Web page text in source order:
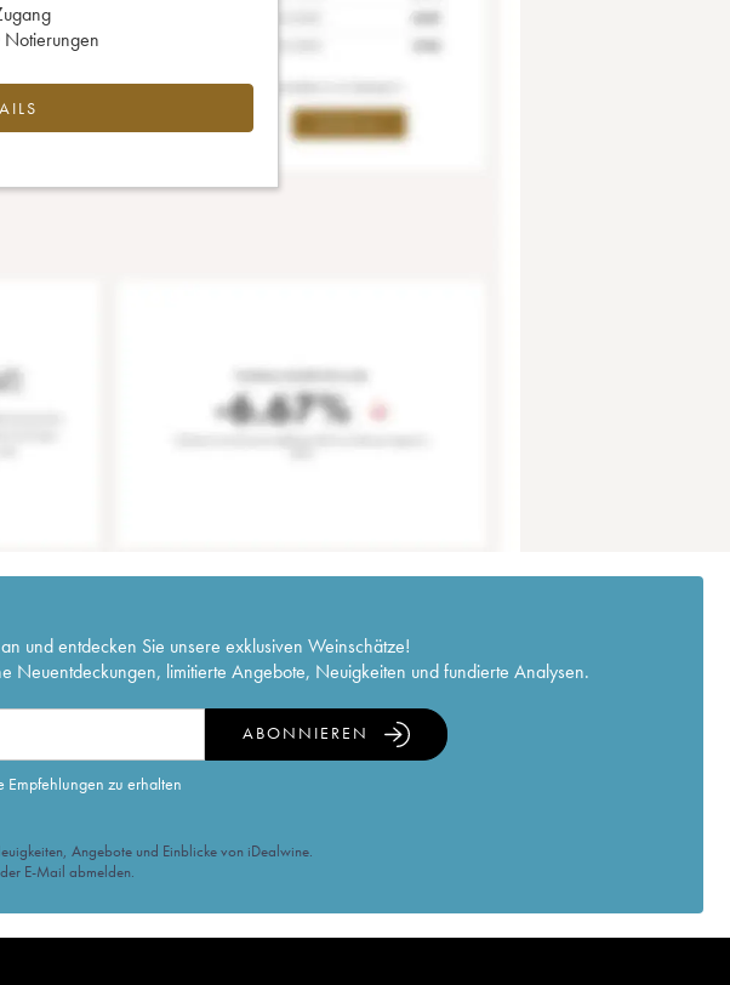
und entdecken Sie unsere exklusiven Weinschätze!
Neuentdeckungen, limitierte Angebote, Neuigkeiten und fundierte Analysen.
Empfehlungen zu erhalten
ABONNIEREN
Angebote und Einblicke von iDealwine.
E-Mail abmelden.